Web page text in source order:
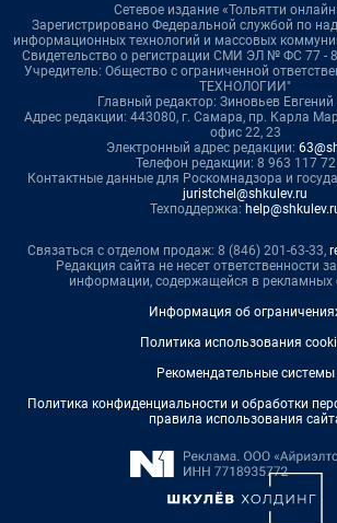
Сетевое издание «Тольятти
Зарегистрировано Федеральной службой по
информационных технологий и массовых
Свидетельство о регистрации СМИ ЭЛ № ФС 77 -
Учредитель: Общество с ограниченной
ТЕХНОЛОГИИ"
Главный редактор: Зиновьев
Адрес редакции: 443080, г. Самара, пр. Карла
офис 22, 23
Электронный адрес редакции:
Телефон редакции: 8 963 117
Контактные данные для Роскомнадзора и
juristchel@shkulev.ru
Техподдержка:
Связаться с отделом продаж: 8 (846) 201-63-33,
Редакция сайта не несет ответственности
информации, содержащейся в рекламных
Информация об
Политика использования
Рекомендательные системы
Политика конфиденциальности и обработки
правила использования